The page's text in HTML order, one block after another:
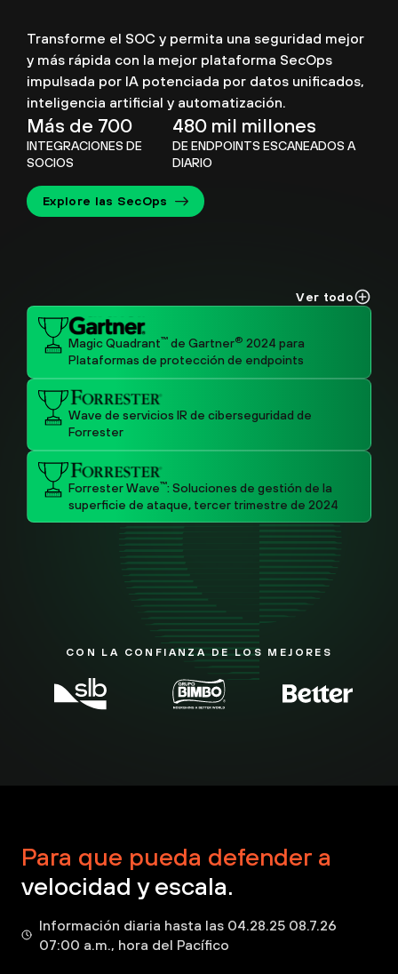
Transforme el SOC y permita una seguridad mejor
y más rápida con la mejor plataforma SecOps
impulsada por IA potenciada por datos unificados,
inteligencia artificial y automatización.
Más de 700
INTEGRACIONES DE
SOCIOS
480 mil millones
DE ENDPOINTS ESCANEADOS A
DIARIO
Explore las SecOps
Ver todo
Magic Quadrant™de Gartner® 2024 para
Plataformas de protección de endpoints
Wave de servicios IR de ciberseguridad de
Forrester
Forrester Wave™: Soluciones de gestión de la
superficie de ataque, tercer trimestre de 2024
CON LA CONFIANZA DE LOS MEJORES
Para que pueda defender a
velocidad y escala.
Información diaria hasta las 04.28.25 08.7.26
07:00 a.m., hora del Pacífico